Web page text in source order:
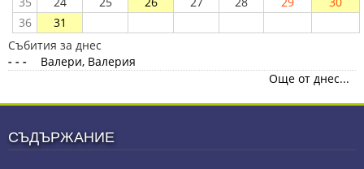
36
31
Събития за днес
- - -
Валери, Валерия
Още от днес...
СЪДЪРЖАНИЕ